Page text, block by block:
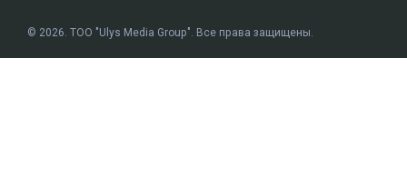
© 2026. ТОО "Ulys Media Group". Все права защищены.